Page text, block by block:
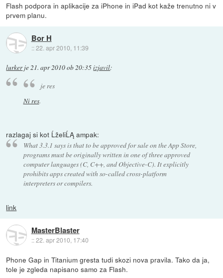
Flash podpora in aplikacije za iPhone in iPad kot kaže trenutno ni v
prvem planu.
Bor H
::22. apr 2010, 11:39
lurkerje21. apr 2010 ob 20:35izjavil:
je res
Ni res.
razlagaj si kot ĹželiĹĄ ampak:
What 3.3.1 says is that to be approved for sale on the App Store,
programs must be originally written in one of three approved
computer languages (C, C++, and Objective-C). It explicitly
prohibits apps created with so-called cross-platform
interpreters or compilers.
link
MasterBlaster
::22. apr 2010, 17:40
Phone Gap in Titanium gresta tudi skozi nova pravila. Tako da ja,
tole je zgleda napisano samo za Flash.